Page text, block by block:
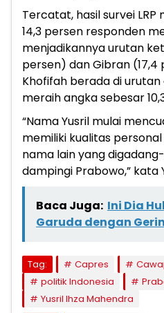
Tercatat, hasil survei
14,3 persen responden
menjadikannya urutan
persen) dan Gibran (17,4
Khofifah berada di
meraih angka sebesar
“Nama Yusril mulai
memiliki kualitas
nama lain yang
dampingi Prabowo,” kata
Baca Juga: Ini Dia
Garuda dengan
Tag: Capres
politik Indonesia
Yusril Ihza Mahendra